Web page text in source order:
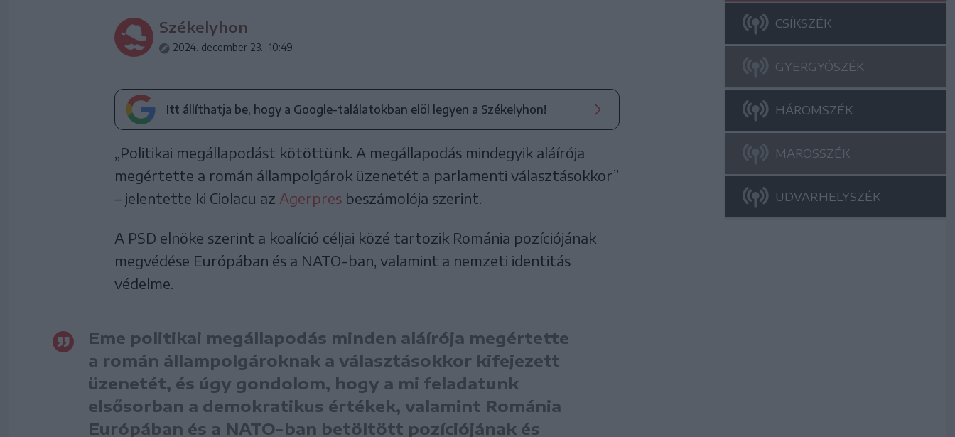
Székelyhon
2024. december 23., 10:49
Itt állíthatja be, hogy a Google-találatokban elöl legyen a Székelyhon!
„Politikai megállapodást kötöttünk. A megállapodás mindegyik aláírója
megértette a román állampolgárok üzenetét a parlamenti választásokkor”
– jelentette ki Ciolacu az Agerpres beszámolója szerint.
A PSD elnöke szerint a koalíció céljai közé tartozik Románia pozíciójának
megvédése Európában és a NATO-ban, valamint a nemzeti identitás
védelme.
Eme politikai megállapodás minden aláírója megértette
a román állampolgároknak a választásokkor kifejezett
üzenetét, és úgy gondolom, hogy a mi feladatunk
elsősorban a demokratikus értékek, valamint Románia
Európában és a NATO-ban betöltött pozíciójának és
CSÍKSZÉK
GYERGYÓSZÉK
HÁROMSZÉK
MAROSSZÉK
UDVARHELYSZÉK